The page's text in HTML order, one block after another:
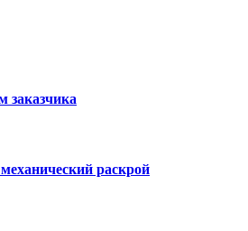
заказчика
раскрой